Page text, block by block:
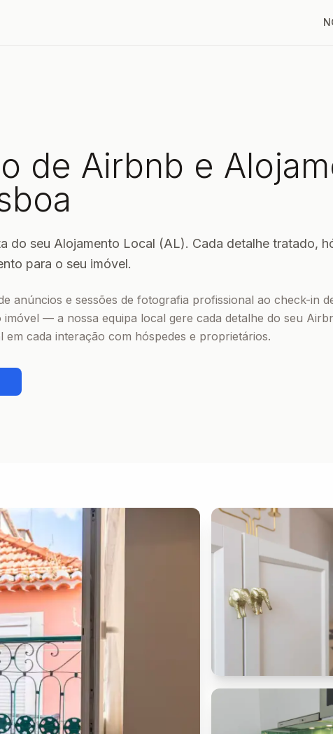
de Airbnb e
do seu Alojamento Local (AL). Cada detalhe tratado,
para o seu imóvel.
anúncios e sessões de fotografia profissional ao check-in
imóvel — a nossa equipa local gere cada detalhe do seu
em cada interação com hóspedes e proprietários.